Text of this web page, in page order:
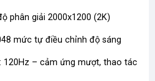
phân giải 2000x1200 (2K)
mức tự điều chỉnh độ sáng
: 120Hz – cảm ứng mượt, thao tác